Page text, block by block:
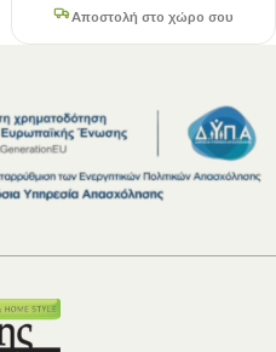
Αποστολή στο χώρο σου